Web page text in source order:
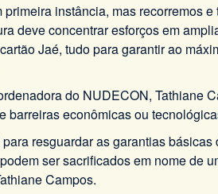
instância, mas recorremos
deve concentrar esforços em
Jaé, tudo para garantir ao
do NUDECON, Tathiane
barreiras econômicas ou
resguardar as garantias
ser sacrificados em nome de
Campos.